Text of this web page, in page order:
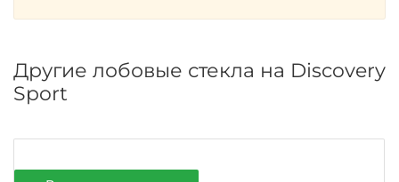
Другие лобовые стекла на Discovery
Sport